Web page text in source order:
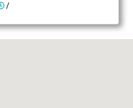
/